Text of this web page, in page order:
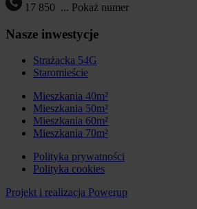
17 850 ... Pokaż numer
Nasze inwestycje
Strażacka 54G
Staromieście
Mieszkania 40m²
Mieszkania 50m²
Mieszkania 60m²
Mieszkania 70m²
Polityka prywatności
Polityka cookies
Projekt i realizacja Powerup